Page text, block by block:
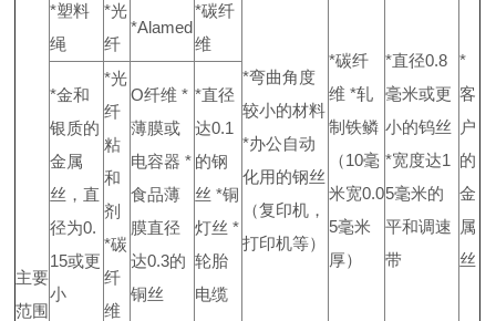
主要
范围
*塑料
绳
*光
纤
*Alamed
*碳纤
维
*弯曲角度
较小的材料
*办公自动
化用的钢丝
（复印机，
打印机等）
*碳纤
维 *轧
制铁鳞
（10毫
米宽0.0
5毫米
厚）
*直径0.8
毫米或更
小的钨丝
*宽度达1
5毫米的
平和调速
带
*
客
户
的
金
属
丝
*金和
银质的
金属
丝，直
径为0.
15或更
小
*光
纤
粘
和
剂
*碳
纤
维
O纤维 *
薄膜或
电容器 *
食品薄
膜直径
达0.3的
铜丝
*直径
达0.1
的钢
丝 *铜
灯丝 *
轮胎
电缆